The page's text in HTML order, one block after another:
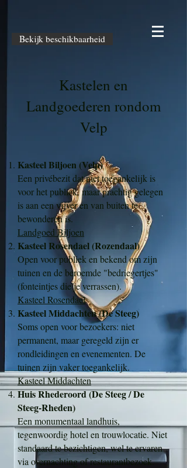
Bekijk beschikbaarheid
Kastelen en
Landgoederen rondom
Velp
Kasteel Biljoen (Velp)
Een privébezit dat niet toegankelijk is
voor het publiek, maar prachtig gelegen
is aan een vijver en van buiten te
bewonderen is.
Landgoed Biljoen
Kasteel Rosendael (Rozendaal)
Open voor publiek en bekend om zijn
tuinen en de beroemde "bedriegertjes"
(fonteintjes die je verrassen).
Kasteel Rosendael
Kasteel Middachten (De Steeg)
Soms open voor bezoekers: niet
permanent, maar geregeld zijn er
rondleidingen en evenementen. De
tuinen zijn vaker toegankelijk.
Kasteel Middachten
Huis Rhederoord (De Steeg / De
Steeg-Rheden)
Een monumentaal landhuis,
tegenwoordig hotel en trouwlocatie. Niet
standaard te bezichtigen, wel te ervaren
via overnachting of restaurantbezoek.